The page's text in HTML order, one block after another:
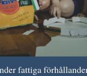
fattiga